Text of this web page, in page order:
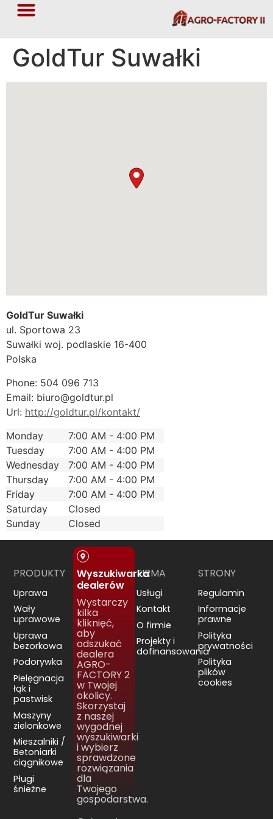
GoldTur Suwałki
GoldTur Suwałki
ul. Sportowa 23
Suwałki woj. podlaskie 16-400
Polska
Phone: 504 096 713
Email: biuro@goldtur.pl
Url: http://goldtur.pl/kontakt/
Monday
7:00 AM - 4:00 PM
Tuesday
7:00 AM - 4:00 PM
Wednesday
7:00 AM - 4:00 PM
Thursday
7:00 AM - 4:00 PM
Friday
7:00 AM - 4:00 PM
Saturday
Closed
Sunday
Closed
FIRMA
Usługi
Kontakt
O firmie
Projekty i
dofinansowania
STRONY
Regulamin
Informacje
prawne
Polityka
prywatności
Polityka
plików
cookies
PRODUKTY
Uprawa
Wały
uprawowe
Uprawa
bezorkowa
Podorywka
Pielęgnacja
łąk i
pastwisk
Maszyny
zielonkowe
Mieszalniki /
Betoniarki
ciągnikowe
Pługi
śnieżne
Wyszukiwarka
dealerów
Wystarczy
kilka
kliknięć,
aby
odszukać
dealera
AGRO-
FACTORY 2
w Twojej
okolicy.
Skorzystaj
z naszej
wygodnej
wyszukiwarki
i wybierz
sprawdzone
rozwiązania
dla
Twojego
gospodarstwa.